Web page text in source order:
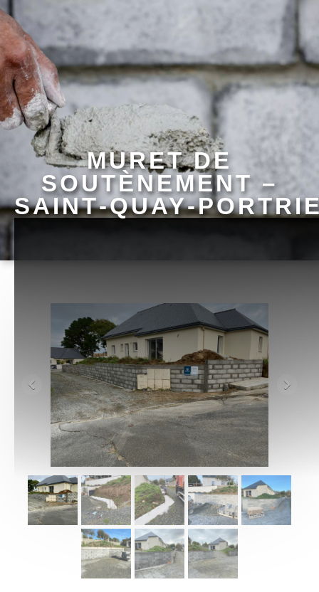
MURET DE
SOUTÈNEMENT –